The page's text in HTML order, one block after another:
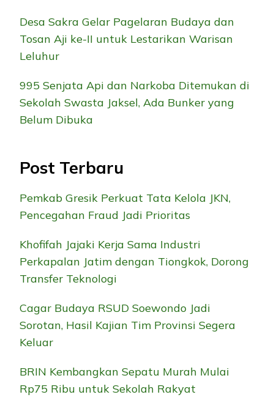
Desa Sakra Gelar Pagelaran Budaya dan
Tosan Aji ke-II untuk Lestarikan Warisan
Leluhur
995 Senjata Api dan Narkoba Ditemukan di
Sekolah Swasta Jaksel, Ada Bunker yang
Belum Dibuka
Post Terbaru
Pemkab Gresik Perkuat Tata Kelola JKN,
Pencegahan Fraud Jadi Prioritas
Khofifah Jajaki Kerja Sama Industri
Perkapalan Jatim dengan Tiongkok, Dorong
Transfer Teknologi
Cagar Budaya RSUD Soewondo Jadi
Sorotan, Hasil Kajian Tim Provinsi Segera
Keluar
BRIN Kembangkan Sepatu Murah Mulai
Rp75 Ribu untuk Sekolah Rakyat